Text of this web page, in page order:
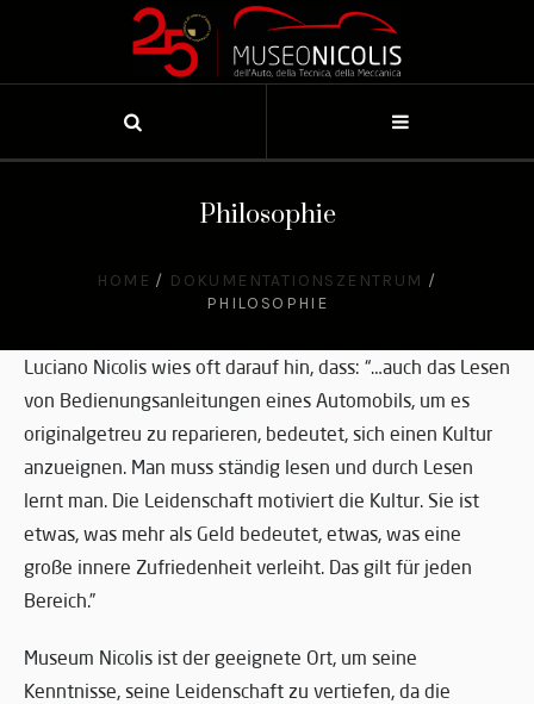
Philosophie
HOME / DOKUMENTATIONSZENTRUM /
PHILOSOPHIE
Luciano Nicolis wies oft darauf hin, dass: “…auch das Lesen
von Bedienungsanleitungen eines Automobils, um es
originalgetreu zu reparieren, bedeutet, sich einen Kultur
anzueignen. Man muss ständig lesen und durch Lesen
lernt man. Die Leidenschaft motiviert die Kultur. Sie ist
etwas, was mehr als Geld bedeutet, etwas, was eine
große innere Zufriedenheit verleiht. Das gilt für jeden
Bereich.”
Museum Nicolis ist der geeignete Ort, um seine
Kenntnisse, seine Leidenschaft zu vertiefen, da die